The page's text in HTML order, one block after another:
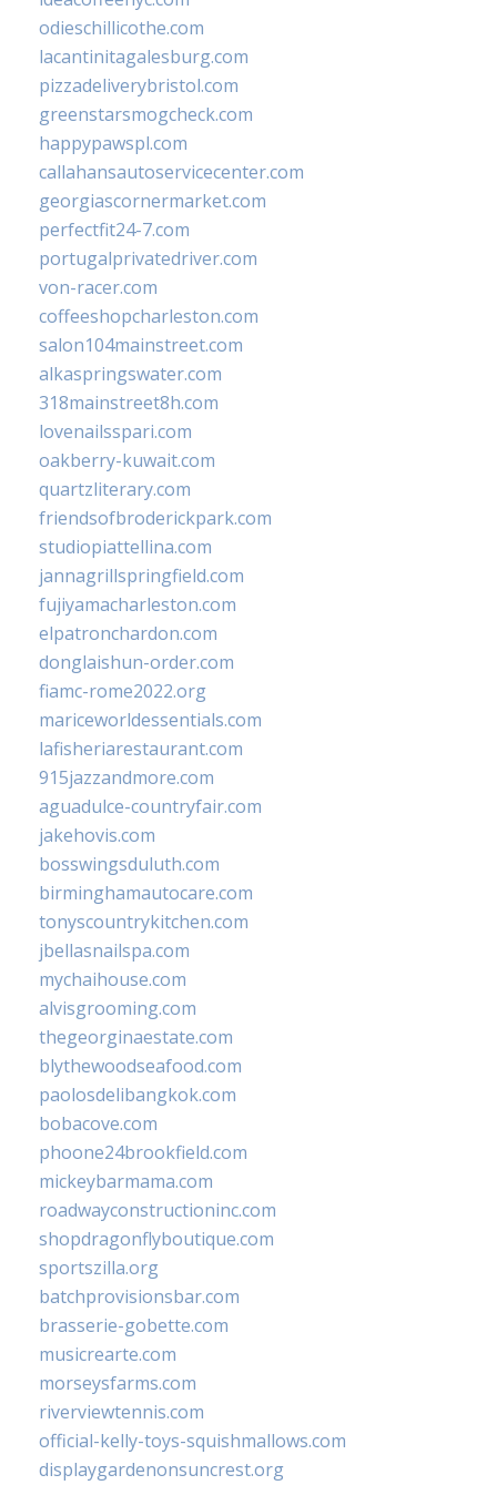
odieschillicothe.com
lacantinitagalesburg.com
pizzadeliverybristol.com
greenstarsmogcheck.com
happypawspl.com
callahansautoservicecenter.com
georgiascornermarket.com
perfectfit24-7.com
portugalprivatedriver.com
von-racer.com
coffeeshopcharleston.com
salon104mainstreet.com
alkaspringswater.com
318mainstreet8h.com
lovenailsspari.com
oakberry-kuwait.com
quartzliterary.com
friendsofbroderickpark.com
studiopiattellina.com
jannagrillspringfield.com
fujiyamacharleston.com
elpatronchardon.com
donglaishun-order.com
fiamc-rome2022.org
mariceworldessentials.com
lafisheriarestaurant.com
915jazzandmore.com
aguadulce-countryfair.com
jakehovis.com
bosswingsduluth.com
birminghamautocare.com
tonyscountrykitchen.com
jbellasnailspa.com
mychaihouse.com
alvisgrooming.com
thegeorginaestate.com
blythewoodseafood.com
paolosdelibangkok.com
bobacove.com
phoone24brookfield.com
mickeybarmama.com
roadwayconstructioninc.com
shopdragonflyboutique.com
sportszilla.org
batchprovisionsbar.com
brasserie-gobette.com
musicrearte.com
morseysfarms.com
riverviewtennis.com
official-kelly-toys-squishmallows.com
displaygardenonsuncrest.org